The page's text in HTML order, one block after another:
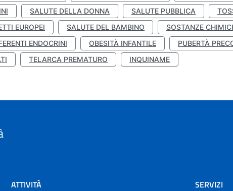
SALUTE DELLA DONNA SALUTE PUBBLICA
EUROPEI
SALUTE DEL BAMBINO SOSTANZE
ENDOCRINI
OBESITÀ INFANTILE PUBERTÀ
TELARCA PREMATURO INQUINAME
ATTIVITÀ SERVIZI